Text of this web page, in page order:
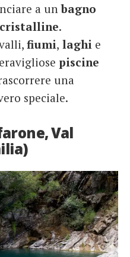
a unbagno
cristalline.
fiumi, laghi e
piscine
una
speciale.
Val